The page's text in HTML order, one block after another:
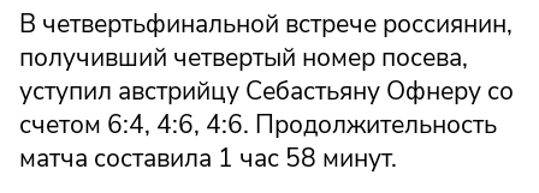
В четвертьфинальной встрече россиянин,
получивший четвертый номер посева,
уступил австрийцу Себастьяну Офнеру со
счетом 6:4, 4:6, 4:6. Продолжительность
матча составила 1 час 58 минут.